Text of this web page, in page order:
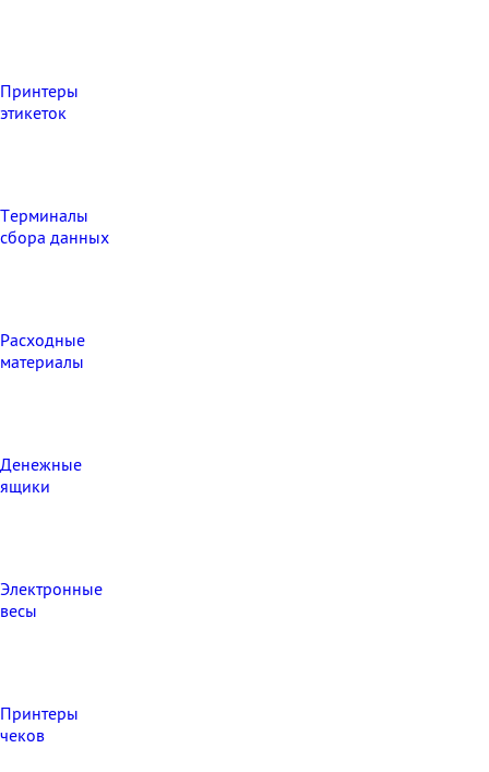
Принтеры
этикеток
Терминалы
сбора данных
Расходные
материалы
Денежные
ящики
Электронные
весы
Принтеры
чеков